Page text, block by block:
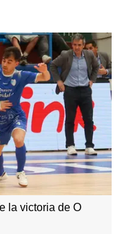
la victoria de O